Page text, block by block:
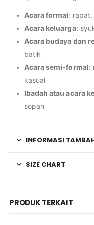
Acara formal: rapat,
Acara keluarga:
Acara budaya dan
batik
Acara semi-formal:
kasual
Ibadah atau acara
sopan
INFORMASI
SIZE CHART
PRODUK TERKAIT